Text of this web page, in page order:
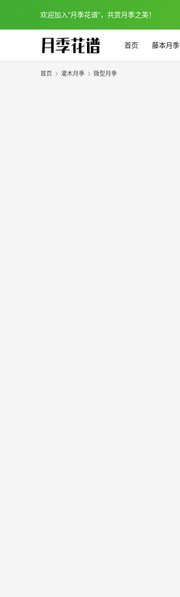
欢迎加入“月季花谱”，共赏月季之美！
首页 藤本月季
首页 灌木月季 微型月季